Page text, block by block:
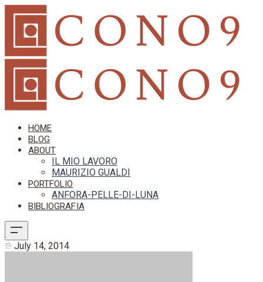
HOME
BLOG
ABOUT
IL MIO LAVORO
MAURIZIO GUALDI
PORTFOLIO
ANFORA-PELLE-DI-LUNA
BIBLIOGRAFIA
July 14, 2014